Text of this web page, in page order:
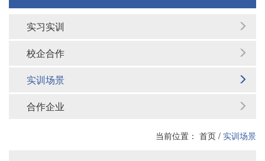
实习实训
校企合作
实训场景
合作企业
当前位置： 首页 / 实训场景